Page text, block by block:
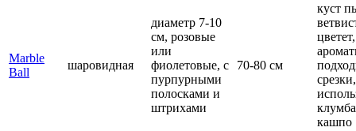
Marble
Ball
шаровидная
диаметр 7-10
см, розовые
или
фиолетовые, с
пурпурными
полосками и
штрихами
70-80 см
куст
цветет,
кашпо